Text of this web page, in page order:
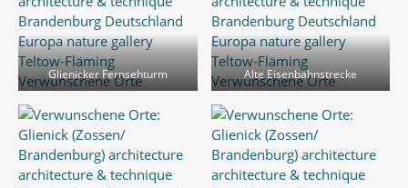
Glienicker Fernsehturm Alte Eisenbahnstrecke